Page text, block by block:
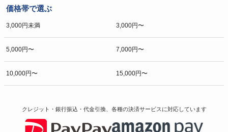
価格帯で選ぶ
3,000円未満 3,000円〜
5,000円〜 7,000円〜
10,000円〜 15,000円〜
クレジット・銀行振込・代金引換、各種の決済サービスに対応しています